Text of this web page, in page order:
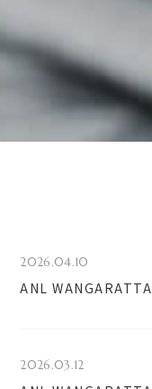
2026.04.10
ANL WANGARATTA
2026.03.12